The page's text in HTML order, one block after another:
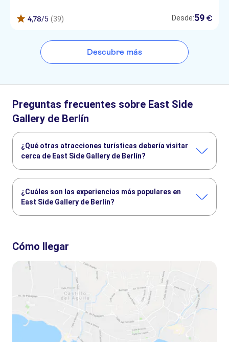
4,78/5 (39) Desde:59 €
Descubre más
Preguntas frecuentes sobre East Side
Gallery de Berlín
¿Qué otras atracciones turísticas debería visitar
cerca de East Side Gallery de Berlín?
Isla de los Museos Neues Museum
¿Cuáles son las experiencias más populares en
East Side Gallery de Berlín?
Berlin WelcomeCard todo incluido
Crucero al atardecer con energía solar por el río Spree de Berlín
Crucero en catamarán con energía solar por el río Spree de Berlín
Crucero con energía solar por el río Spree de Berlín
Cómo llegar